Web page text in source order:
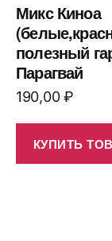
Микс Киноа
полезный
Парагвай
190,00₽
КУПИТЬ